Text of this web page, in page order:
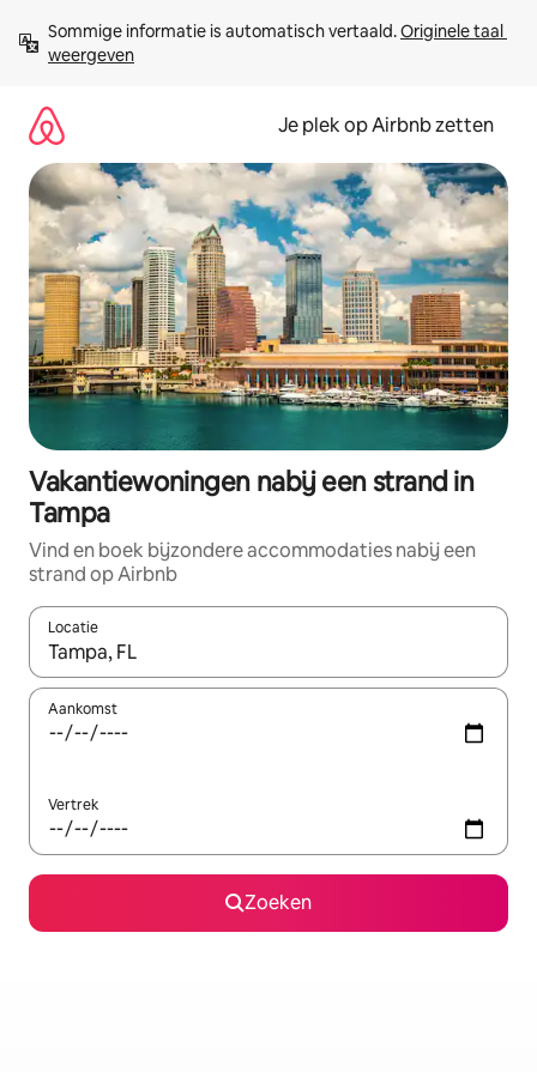
direct
naar
Sommige informatie is automatisch vertaald. Originele taal
weergeven
Je plek op Airbnb zetten
Vakantiewoningen nabij een strand in
Tampa
Vind en boek bijzondere accommodaties nabij een
strand op Airbnb
Locatie
Wanneer er resultaten beschikbaar zijn, maak je een keuze
Aankomst
Vertrek
Zoeken